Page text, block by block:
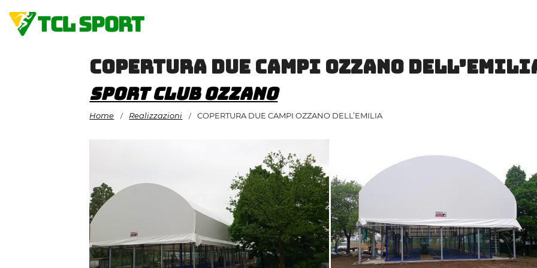
contenuto
COPERTURA DUE CAMPI OZZANO
Sport Club Ozzano
Home / Realizzazioni / COPERTURA DUE CAMPI OZZANO DELL’EMILIA